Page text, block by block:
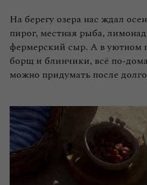
На берегу озера нас ждал
пирог, местная рыба,
фермерский сыр. А в уютном
борщ и блинчики, всё
можно придумать после